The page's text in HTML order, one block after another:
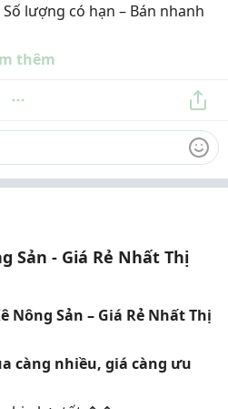
lượng có hạn – Bán nhanh
thêm
Sản - Giá Rẻ Nhất Thị
Nông Sản – Giá Rẻ Nhất Thị
càng nhiều, giá càng ưu